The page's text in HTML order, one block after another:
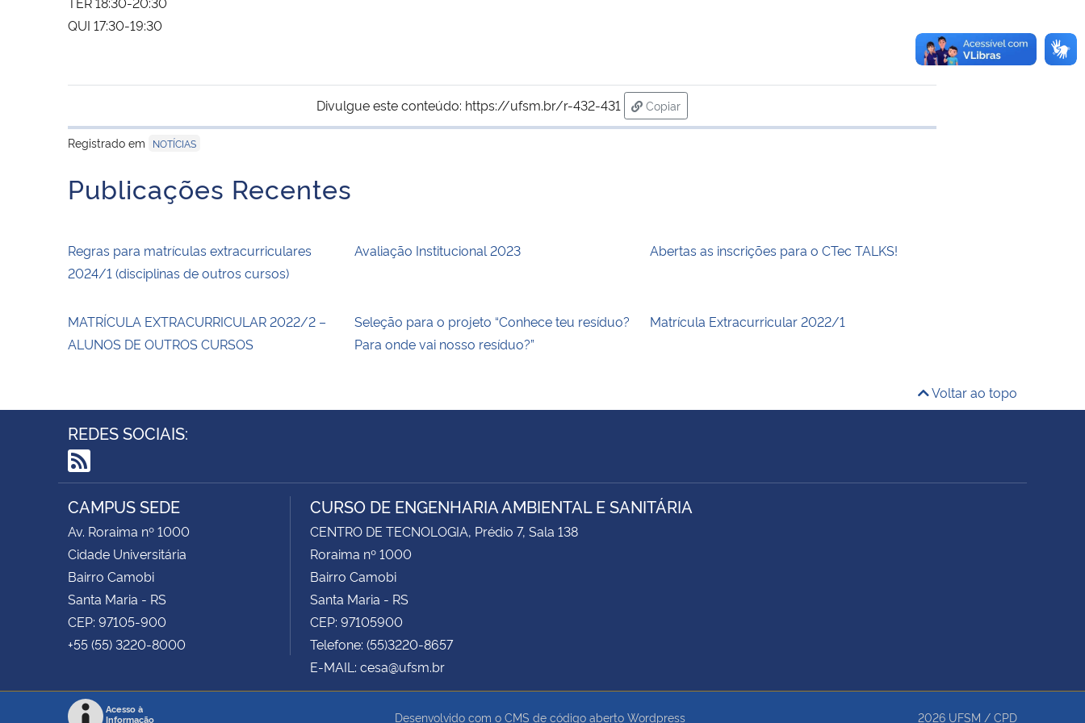
QUI 17:30-19:30
Divulgue este conteúdo: https://ufsm.br/r-432-431
Copiar
para área de transferência
Registrado em
NOTÍCIAS
Publicações Recentes
Regras para matrículas extracurriculares
2024/1 (disciplinas de outros cursos)
Avaliação Institucional 2023 Abertas as inscrições para o CTec TALKS!
MATRÍCULA EXTRACURRICULAR 2022/2 –
ALUNOS DE OUTROS CURSOS
Seleção para o projeto “Conhece teu resíduo?
Para onde vai nosso resíduo?”
Matrícula Extracurricular 2022/1
Voltar ao topo
REDES SOCIAIS:
RSS
CAMPUS SEDE
Av. Roraima nº 1000
Cidade Universitária
Bairro Camobi
Santa Maria - RS
CEP: 97105-900
+55 (55) 3220-8000
CURSO DE ENGENHARIA AMBIENTAL E SANITÁRIA
CENTRO DE TECNOLOGIA, Prédio 7, Sala 138
Roraima nº 1000
Bairro Camobi
Santa Maria - RS
CEP: 97105900
Telefone: (55)3220-8657
E-MAIL: cesa@ufsm.br
Acesso à
Informação
Desenvolvido com o CMS de código aberto Wordpress 2026 UFSM / CPD